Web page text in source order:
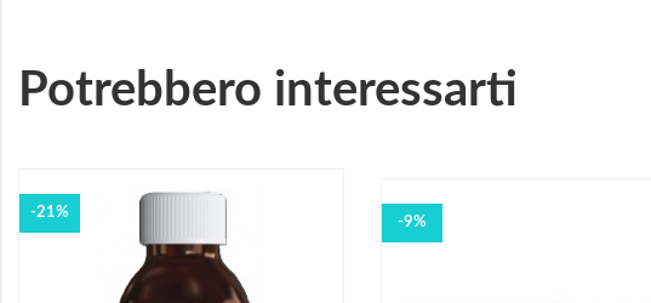
Potrebbero interessarti
-21%
-9%